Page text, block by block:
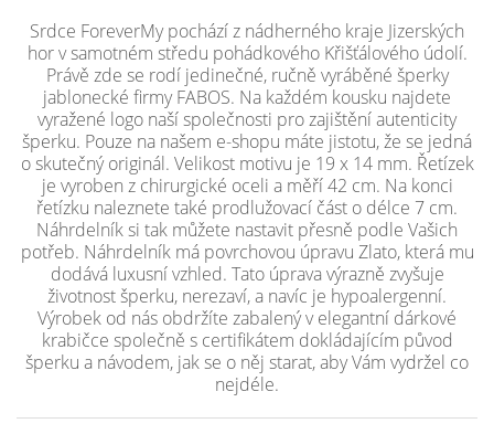
Srdce ForeverMy pochází z nádherného kraje Jizerských
hor v samotném středu pohádkového Křišťálového údolí.
Právě zde se rodí jedinečné, ručně vyráběné šperky
jablonecké firmy FABOS. Na každém kousku najdete
vyražené logo naší společnosti pro zajištění autenticity
šperku. Pouze na našem e-shopu máte jistotu, že se jedná
o skutečný originál. Velikost motivu je 19 x 14 mm. Řetízek
je vyroben z chirurgické oceli a měří 42 cm. Na konci
řetízku naleznete také prodlužovací část o délce 7 cm.
Náhrdelník si tak můžete nastavit přesně podle Vašich
potřeb. Náhrdelník má povrchovou úpravu Zlato, která mu
dodává luxusní vzhled. Tato úprava výrazně zvyšuje
životnost šperku, nerezaví, a navíc je hypoalergenní.
Výrobek od nás obdržíte zabalený v elegantní dárkové
krabičce společně s certifikátem dokládajícím původ
šperku a návodem, jak se o něj starat, aby Vám vydržel co
nejdéle.